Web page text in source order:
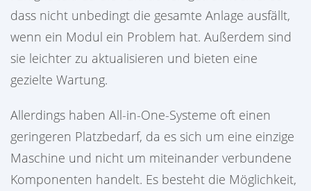
dass nicht unbedingt die gesamte Anlage ausfällt,
wenn ein Modul ein Problem hat. Außerdem sind
sie leichter zu aktualisieren und bieten eine
gezielte Wartung.
Allerdings haben All-in-One-Systeme oft einen
geringeren Platzbedarf, da es sich um eine einzige
Maschine und nicht um miteinander verbundene
Komponenten handelt. Es besteht die Möglichkeit,